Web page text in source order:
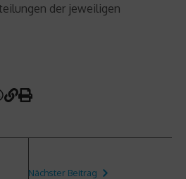
der jeweiligen
Nächster Beitrag